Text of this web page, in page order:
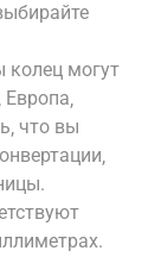
могут
что вы